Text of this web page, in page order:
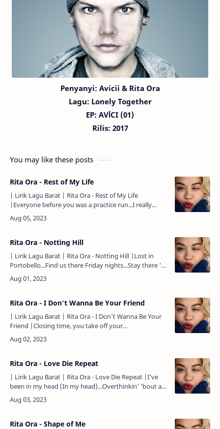
Penyanyi: Avicii & Rita Ora
Lagu: Lonely Together
EP: AVĪCI (01)
Rilis: 2017
You may like these posts
Rita Ora - Rest of My Life
| Lirik Lagu Barat | Rita Ora - Rest of My Life
|Everyone before you was a practice run...I really
thought that they would be the perfect one...But all
they really taught was …
Rita Ora - Notting Hill
| Lirik Lagu Barat | Rita Ora - Notting Hill |Lost in
Portobello...Find us there Friday nights...Stay there 'til
the market...Opens up right at nine...We were broke
but that w…
Rita Ora - I Don't Wanna Be Your Friend
| Lirik Lagu Barat | Rita Ora - I Don't Wanna Be Your
Friend |Closing time, you take off your
jumper...Home and dry, feels like better weather...But
then I can't string words …
Rita Ora - Love Die Repeat
| Lirik Lagu Barat | Rita Ora - Love Die Repeat |I've
been in my head (In my head)...Overthinkin' 'bout all
the time that's left (Time that's left)...Yeah, I'm scared
that I'l…
Rita Ora - Shape of Me